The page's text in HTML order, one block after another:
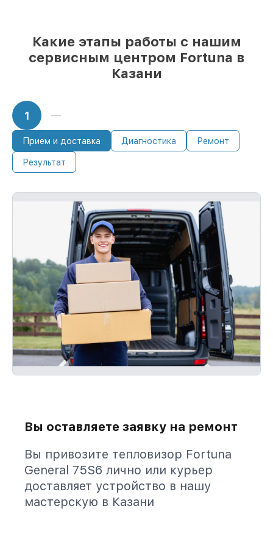
Какие этапы работы с нашим
сервисным центром Fortuna в
Казани
1
Прием и доставка Диагностика Ремонт
Результат
Вы оставляете заявку на ремонт
Вы привозите тепловизор Fortuna
General 75S6 лично или курьер
доставляет устройство в нашу
мастерскую в Казани